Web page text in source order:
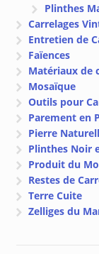
Plinthes
Carrelages
Entretien de
Faïences
Matériaux de
Mosaïque
Outils pour
Parement en
Pierre
Plinthes Noir
Produit du
Restes de
Terre Cuite
Zelliges du